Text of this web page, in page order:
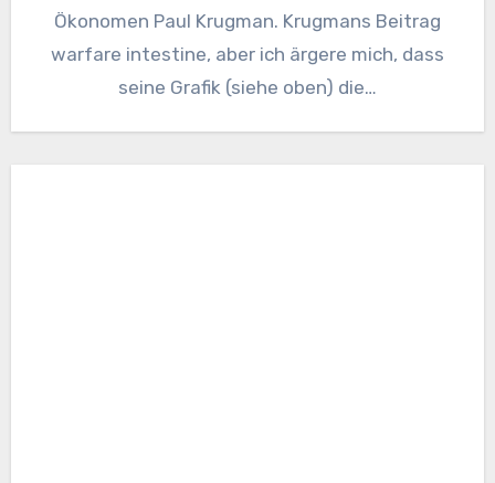
Ökonomen Paul Krugman. Krugmans Beitrag
warfare intestine, aber ich ärgere mich, dass
seine Grafik (siehe oben) die…